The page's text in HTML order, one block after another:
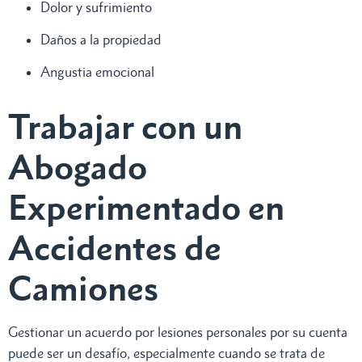
Dolor y sufrimiento
Daños a la propiedad
Angustia emocional
Trabajar con un
Abogado
Experimentado en
Accidentes de
Camiones
Gestionar un acuerdo por lesiones personales por su cuenta
puede ser un desafío, especialmente cuando se trata de